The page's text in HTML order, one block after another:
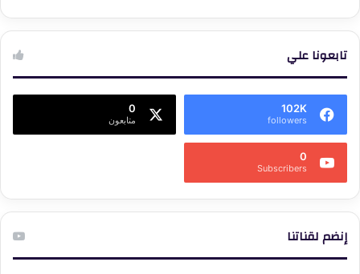
تابعونا علي
102K
followers
0
متابعون
0
Subscribers
إنضم لقناتنا